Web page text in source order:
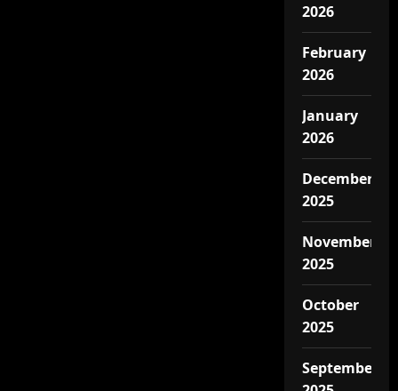
2026
February
2026
January
2026
December
2025
November
2025
October
2025
September